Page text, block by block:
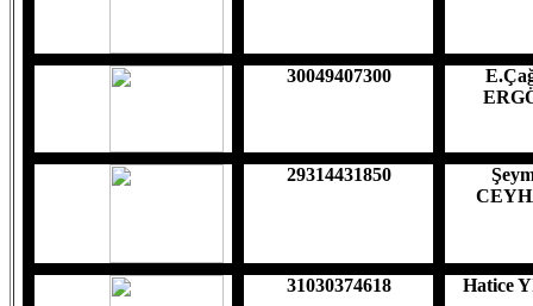
30049407300
29314431850
31030374618 Hatice